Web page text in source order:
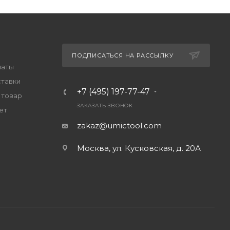
товар
ПОДПИСАТЬСЯ НА РАССЫЛКУ
+7 (495) 197-77-47
ЗАКАЗАТЬ ЗВОНОК
zakaz@umictool.com
Москва, ул. Кусковская, д. 20А